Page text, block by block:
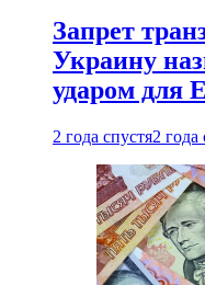
Запрет
Украину
ударом для
2 года спустя2 года